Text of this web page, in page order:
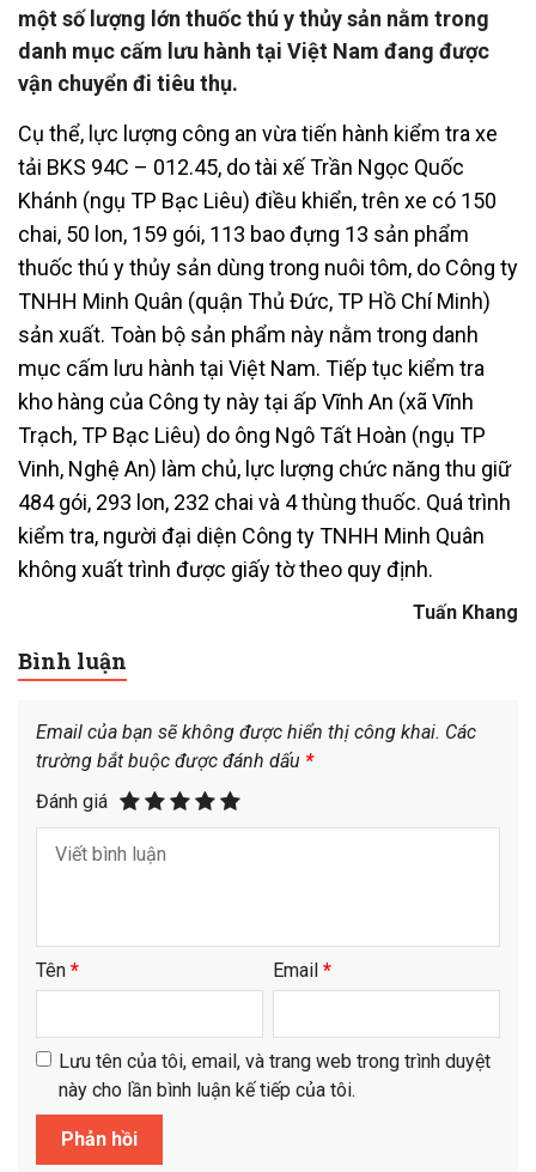
một số lượng lớn thuốc thú y thủy sản nằm trong
danh mục cấm lưu hành tại Việt Nam đang được
vận chuyển đi tiêu thụ.
Cụ thể, lực lượng công an vừa tiến hành kiểm tra xe
tải BKS 94C – 012.45, do tài xế Trần Ngọc Quốc
Khánh (ngụ TP Bạc Liêu) điều khiển, trên xe có 150
chai, 50 lon, 159 gói, 113 bao đựng 13 sản phẩm
thuốc thú y thủy sản dùng trong nuôi tôm, do Công ty
TNHH Minh Quân (quận Thủ Đức, TP Hồ Chí Minh)
sản xuất. Toàn bộ sản phẩm này nằm trong danh
mục cấm lưu hành tại Việt Nam. Tiếp tục kiểm tra
kho hàng của Công ty này tại ấp Vĩnh An (xã Vĩnh
Trạch, TP Bạc Liêu) do ông Ngô Tất Hoàn (ngụ TP
Vinh, Nghệ An) làm chủ, lực lượng chức năng thu giữ
484 gói, 293 lon, 232 chai và 4 thùng thuốc. Quá trình
kiểm tra, người đại diện Công ty TNHH Minh Quân
không xuất trình được giấy tờ theo quy định.
Tuấn Khang
Bình luận
Email của bạn sẽ không được hiển thị công khai. Các
trường bắt buộc được đánh dấu *
Đánh giá
Tên * Email *
Lưu tên của tôi, email, và trang web trong trình duyệt
này cho lần bình luận kế tiếp của tôi.